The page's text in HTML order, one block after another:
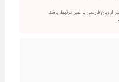
از زبان فارسی یا غیر مرتبط باشد